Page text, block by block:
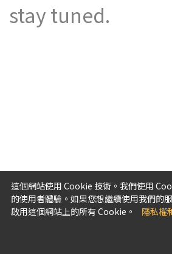
stay tuned.
這個網站使用 Cookie 技術。我們使用
的使用者體驗。如果您想繼續使用我們的
啟用這個網站上的所有 Cookie。
隱私權